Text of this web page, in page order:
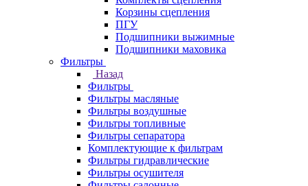
Корзины сцепления
ПГУ
Подшипники выжимные
Подшипники маховика
Фильтры
Назад
Фильтры
Фильтры масляные
Фильтры воздушные
Фильтры топливные
Фильтры сепаратора
Комплектующие к фильтрам
Фильтры гидравлические
Фильтры осушителя